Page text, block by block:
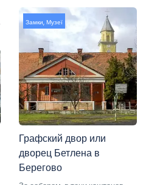
Замки, Музеї
Графский двор или
дворец Бетлена в
Берегово